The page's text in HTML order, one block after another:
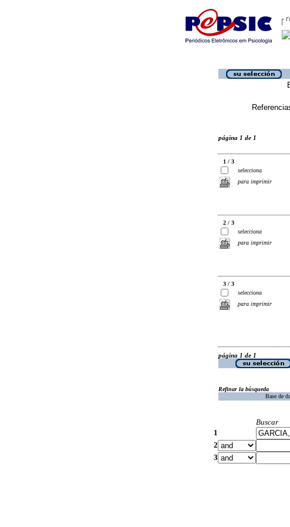
página 1 de 1
1 / 3
selecciona
para imprimir
2 / 3
selecciona
para imprimir
3 / 3
selecciona
para imprimir
página 1 de 1
Refinar la búsqueda
Base de
Buscar
1
2
3